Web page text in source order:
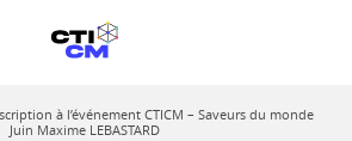
à l’événement CTICM – Saveurs du monde
Juin Maxime LEBASTARD